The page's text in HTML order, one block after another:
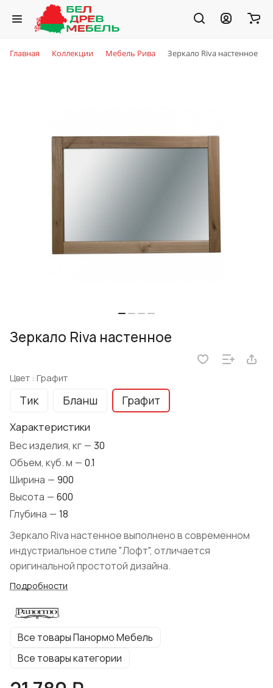
Главная Коллекции Мебель Рива Зеркало Riva настенное
Зеркало Riva настенное
Цвет : Графит
Тик Бланш Графит
Характеристики
Вес изделия, кг — 30
Объем, куб. м — 0.1
Ширина — 900
Высота — 600
Глубина — 18
Зеркало Riva настенное выполнено в современном
индустриальное стиле "Лофт", отличается
оригинальной простотой дизайна.
Подробности
Все товары Панормо Мебель
Все товары категории